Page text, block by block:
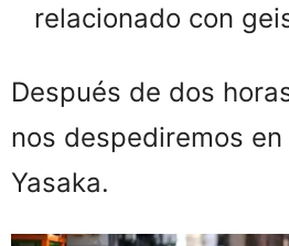
relacionado con
Después de dos
nos despediremos
Yasaka.